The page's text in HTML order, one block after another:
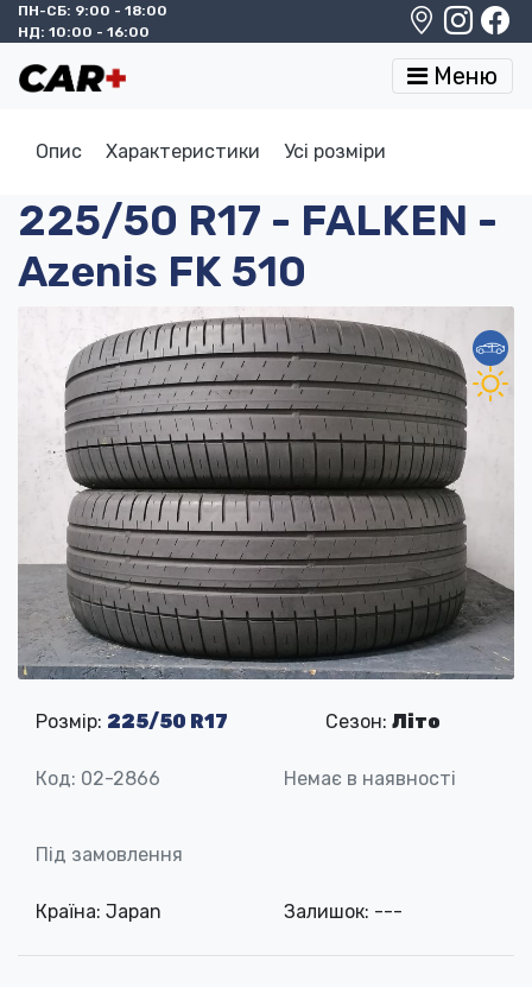
ПН-СБ: 9:00 - 18:00
НД: 10:00 - 16:00
Меню
Опис Характеристики Усі розміри
225/50 R17 - FALKEN -
Azenis FK 510
Розмір: 225/50 R17 Сезон: Літо
Код: 02-2866 Немає в наявності
Під замовлення
Країна: Japan Залишок: ---